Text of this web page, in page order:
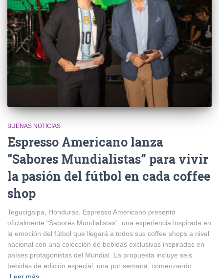
BUENAS NOTICIAS
Espresso Americano lanza
“Sabores Mundialistas” para vivir
la pasión del fútbol en cada coffee
shop
Tegucigalpa, Honduras. Espresso Americano presentó
oficialmente “Sabores Mundialistas”, una experiencia inspirada en
la emoción del fútbol que llegará a todos sus coffee shops a nivel
nacional con una colección de bebidas exclusivas inspiradas en
países protagonistas del Mundial. La propuesta incluye seis
bebidas de edición especial, una por semana, comenzando
Leer más